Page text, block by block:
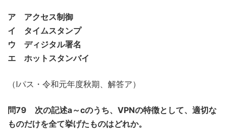
ア アクセス制御
イ タイムスタンプ
ウ ディジタル署名
エ ホットスタンバイ
（Iパス・令和元年度秋期、解答ア）
問79 次の記述a～cのうち、VPNの特徴として、適切な
ものだけを全て挙げたものはどれか。